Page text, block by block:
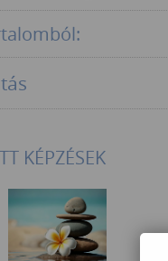
KÉPZÉSEK